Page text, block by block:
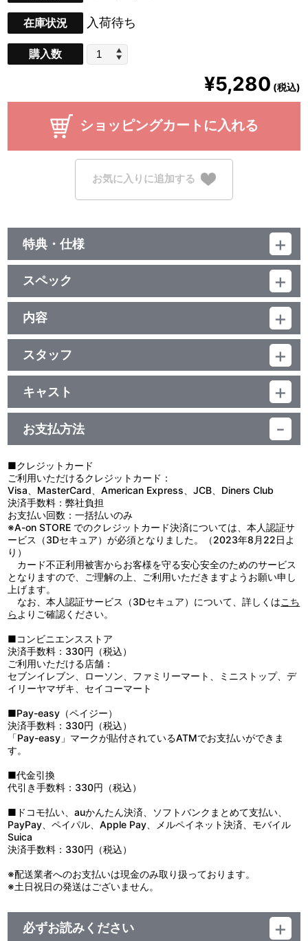
在庫状況 入荷待ち
購入数
¥5,280 (税込)
ショッピングカートに入れる
お気に入りに追加する
特典・仕様
特典
解説書（8P）
映像特典
映画特報、予告編、設定資料集（静止画）
スペック
品番：BCXA-1786
ジャンル：劇場公開アニメ
(本編93分＋映像特典3分)／ﾘﾆｱPCM(ｻﾗｳﾝﾄﾞ･一部ｽﾃﾚｵ)／AVC／
BD50G／16:9<1080p High Definition>／日本語字幕付（ON･OFF
可能）／カラー／確96分／1巻
内容
制作年度：1993年
【収録内容】
オラ、野原しんのすけ！オラがチョコビで当てたカードを使って
入場した「アクション仮面アトラクションランド」で乗り物に乗っ
たら、一家そろって異次元世界に来ちゃったゾ！！
そこでは、ハイグレ魔王っていうおかまのおねいさんに、み～ん
なハイグレにされているんだ！ハイグレ魔王とその手下の悪いヤツ
らをやっつけるには、なんとかしてアクション仮面をよばなくち
ゾ！！
スタッフ
原作：臼井儀人（らくだ社）／監督：本郷みつる／脚本：もとひら
了／演出：原 恵一・本郷みつる／作画監督：原 勝徳・堤 規至／キ
ャラクターデザイン：小川博司／設定デザイン：湯浅政明／美術監
督：星野直美／撮影監督：高橋秀子／音楽：荒川敏行／録音監督：
大熊 昭／編集：岡安 肇／主題歌：「僕は永遠のお子様」 歌：Mew
／制作：シンエイ動画・テレビ朝日・ＡＤＫ・双葉社／配給：東
キャスト
しんのすけ：矢島晶子／みさえ：ならはしみき／ひろし：藤原啓治
／シロ：真柴摩利／ネネちゃん：林 玉緒／マサオくん：鈴木みえ／
風間くん：真柴摩利／ボーちゃん：佐藤智恵／アクション仮面：玄
ハイグレ魔王：野沢那智／ゾンビリビー：青野 武／Tバック男爵：
郷里大輔／ハラマキレディース：井上 遥・渡辺久美子・稀代桜子
他
お支払方法
■クレジットカード
ご利用いただけるクレジットカード：
Visa、MasterCard、American Express、JCB、Diners Club
決済手数料：弊社負担
お支払い回数：一括払いのみ
※A-on STORE でのクレジットカード決済については、本人認証サ
ービス（3Dセキュア）が必須となりました。（2023年8月22日よ
り）
カード不正利用被害からお客様を守る安心安全のためのサービス
となりますので、ご理解の上、ご利用いただきますようお願い申し
上げます。
なお、本人認証サービス（3Dセキュア）について、詳しくはこち
ら よりご確認ください。
■コンビニエンスストア
決済手数料：330円（税込）
ご利用いただける店舗：
セブンイレブン、ローソン、ファミリーマート、ミニストップ、デ
イリーヤマザキ、セイコーマート
■Pay-easy（ペイジー）
決済手数料：330円（税込）
「Pay-easy」マークが貼付されているATMでお支払いができま
す。
■代金引換
代引き手数料：330円（税込）
■ドコモ払い、auかんたん決済、ソフトバンクまとめて支払い、
PayPay、ペイパル、Apple Pay、メルペイネット決済、モバイル
Suica
決済手数料：330円（税込）
※配送業者へのお支払いは現金のみ取り扱っております。
※土日祝日の発送はございません。
必ずお読みください